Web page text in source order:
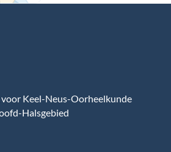
Keel-Neus-Oorheelkunde
Halsgebied